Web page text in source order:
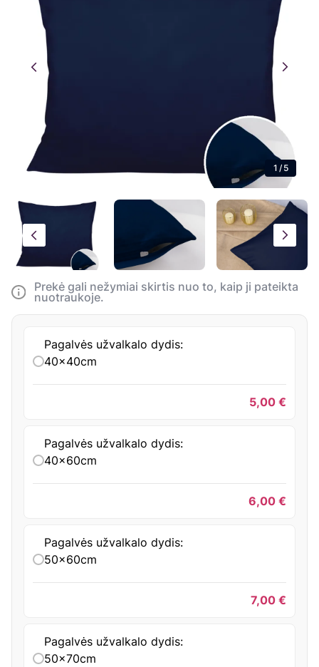
1 / 5
Prekė gali nežymiai skirtis nuo to, kaip ji pateikta
nuotraukoje.
Pagalvės užvalkalo dydis:
40x40cm
5,00 €
Pagalvės užvalkalo dydis:
40x60cm
6,00 €
Pagalvės užvalkalo dydis:
50x60cm
7,00 €
Pagalvės užvalkalo dydis:
50x70cm